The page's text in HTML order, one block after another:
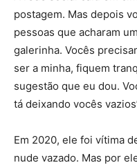
postagem. Mas depois
pessoas que acharam
galerinha. Vocês
ser a minha, fiquem
sugestão que eu dou.
tá deixando vocês
Em 2020, ele foi vítima
nude vazado. Mas por